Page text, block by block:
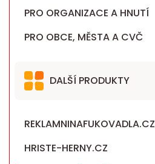
PRO ORGANIZACE A HNUTÍ
PRO OBCE, MĚSTA A CVČ
DALŠÍ PRODUKTY
REKLAMNINAFUKOVADLA.CZ
HRISTE-HERNY.CZ